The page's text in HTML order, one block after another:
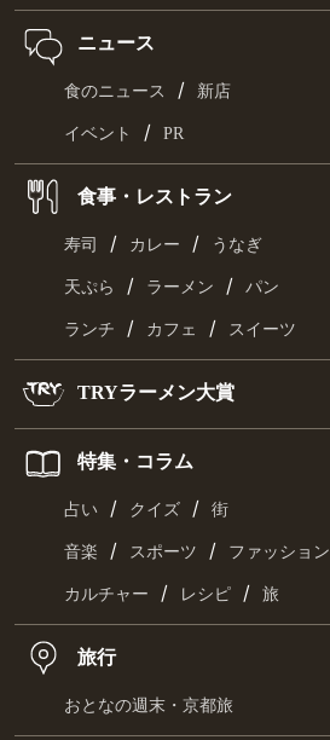
ニュース
食のニュース / 新店
イベント / PR
食事・レストラン
寿司 / カレー / うなぎ
天ぷら / ラーメン / パン
ランチ / カフェ / スイーツ
TRYラーメン大賞
特集・コラム
占い / クイズ / 街
音楽 / スポーツ / ファッション
カルチャー / レシピ / 旅
旅行
おとなの週末・京都旅